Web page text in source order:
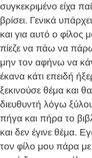
συγκεκριμένο είχα
βρίσει. Γενικά
και για αυτό ο
πίεζε να πάω να
μην τον αφήνω να
έκανα κάτι επειδή
ξεκινούσε θέμα και
διευθυντή λόγω
πήγα και πήρα το
και δεν έγινε θέμα.
τον φίλο μου πάρα